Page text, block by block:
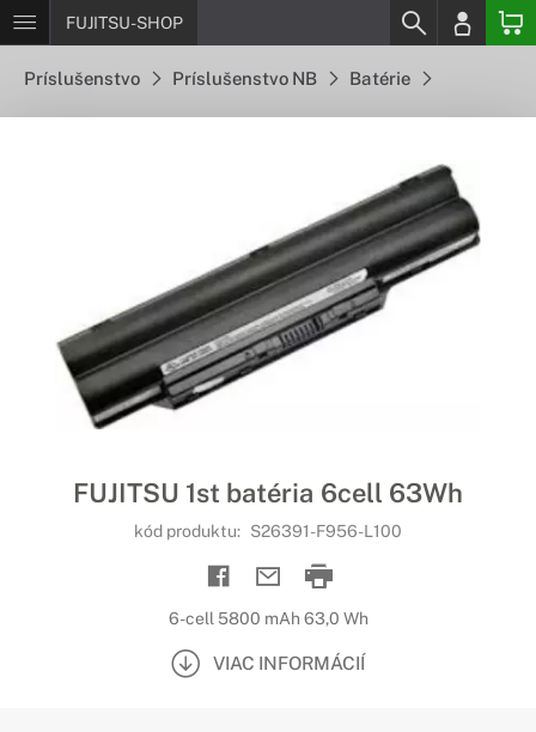
FUJITSU-SHOP
Príslušenstvo Príslušenstvo NB Batérie
FUJITSU 1st batéria 6cell 63Wh
kód produktu: S26391-F956-L100
6-cell 5800 mAh 63,0 Wh
VIAC INFORMÁCIÍ